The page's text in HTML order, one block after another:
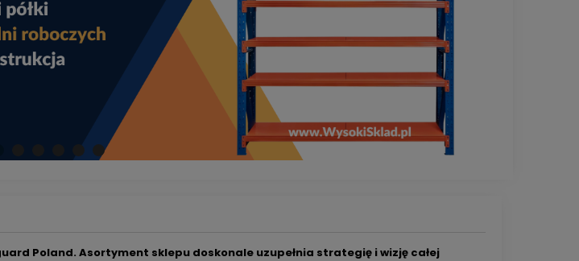
Poland. Asortyment sklepu doskonale uzupełnia strategię i wizję całej